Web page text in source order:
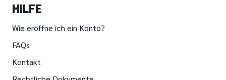
HILFE
Wie eröffne ich ein Konto?
FAQs
Kontakt